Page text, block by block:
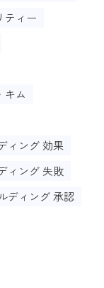
ティー
キム
ィング 効果
ィング 失敗
ディング 承認